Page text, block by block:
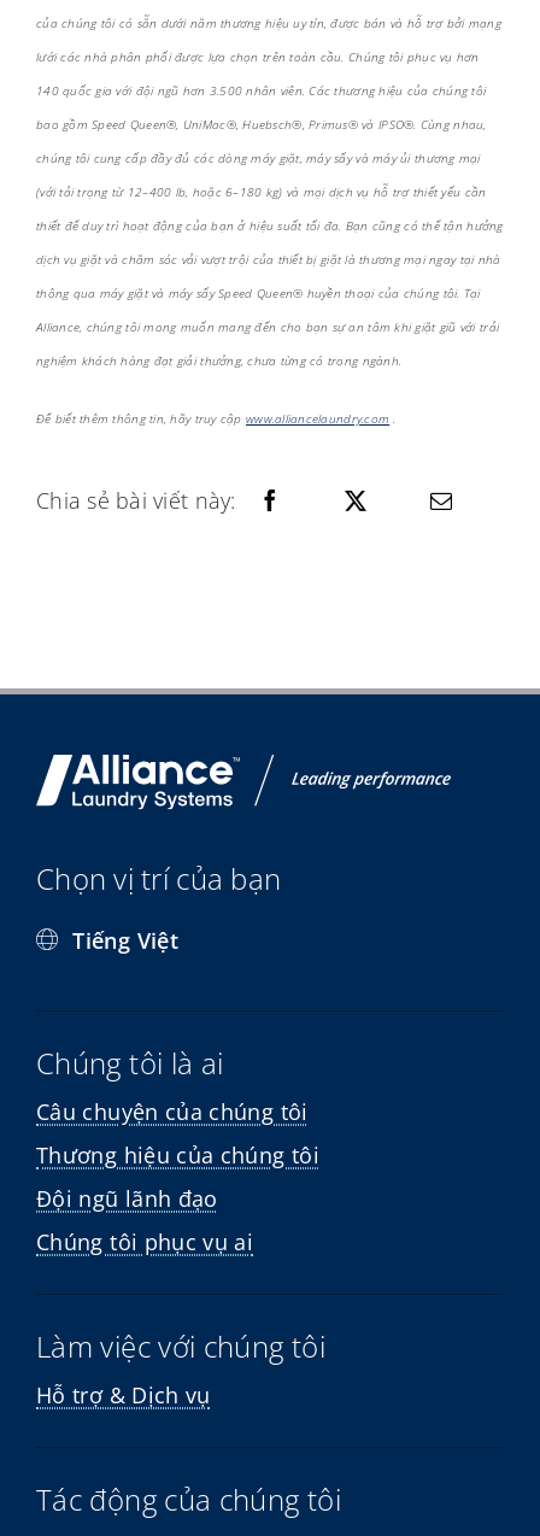
của chúng tôi có sẵn dưới năm thương hiệu uy tín, được bán và hỗ trợ bởi mạng
lưới các nhà phân phối được lựa chọn trên toàn cầu. Chúng tôi phục vụ hơn
140 quốc gia với đội ngũ hơn 3.500 nhân viên. Các thương hiệu của chúng tôi
bao gồm Speed Queen®, UniMac®, Huebsch®, Primus® và IPSO®. Cùng nhau,
chúng tôi cung cấp đầy đủ các dòng máy giặt, máy sấy và máy ủi thương mại
(với tải trọng từ 12–400 lb, hoặc 6–180 kg) và mọi dịch vụ hỗ trợ thiết yếu cần
thiết để duy trì hoạt động của bạn ở hiệu suất tối đa. Bạn cũng có thể tận hưởng
dịch vụ giặt và chăm sóc vải vượt trội của thiết bị giặt là thương mại ngay tại nhà
thông qua máy giặt và máy sấy Speed Queen® huyền thoại của chúng tôi. Tại
Alliance, chúng tôi mong muốn mang đến cho bạn sự an tâm khi giặt giũ với trải
nghiệm khách hàng đạt giải thưởng, chưa từng có trong ngành.
Để biết thêm thông tin, hãy truy cập www.alliancelaundry.com .
Chia sẻ bài viết này:
Chọn vị trí của bạn
Tiếng Việt
Chúng tôi là ai
Câu chuyện của chúng tôi
Thương hiệu của chúng tôi
Đội ngũ lãnh đạo
Chúng tôi phục vụ ai
Làm việc với chúng tôi
Hỗ trợ & Dịch vụ
Tác động của chúng tôi